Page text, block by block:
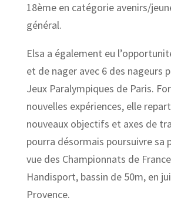
18ème en catégorie avenirs/
général.
Elsa a également eu
et de nager avec 6 des nageurs
Jeux Paralympiques de Paris.
nouvelles expériences, elle
nouveaux objectifs et axes de
pourra désormais poursuivre sa
vue des Championnats de
Handisport, bassin de 50m, en
Provence.